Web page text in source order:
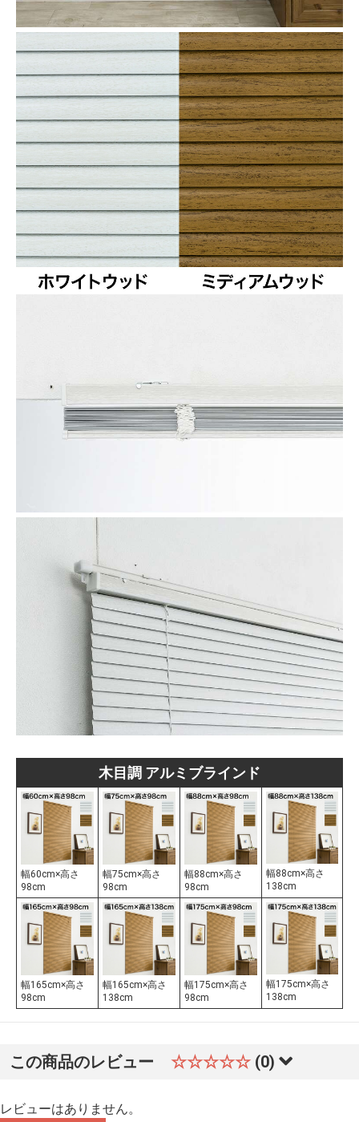
木目調 アルミブラインド
幅60cm×高さ
98cm
幅75cm×高さ
98cm
幅88cm×高さ
98cm
幅88cm×高さ
138cm
幅165cm×高さ
98cm
幅165cm×高さ
138cm
幅175cm×高さ
98cm
幅175cm×高さ
138cm
この商品のレビュー ☆☆☆☆☆ (0)
レビューはありません。